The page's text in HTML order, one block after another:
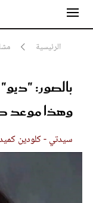
الرئيسية
بالصور: "ديو"
وهذا موعد
سيدتي - كلودين
مشاهير
أناقة
جمال
سيدتي وطفلك
لايف ستايل